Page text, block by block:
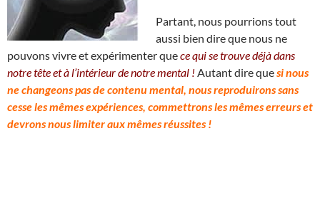
Partant, nous pourrions tout
aussi bien dire que nous ne
pouvons vivre et expérimenter quece qui se trouve déjà dans
notre tête et à l’intérieur de notre mental ! Autant dire quesi nous
ne changeons pas de contenu mental, nous reproduirons sans
cesse les mêmes expériences, commettrons les mêmes erreurs et
devrons nous limiter aux mêmes réussites !